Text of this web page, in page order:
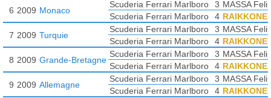
6 2009 Monaco
Scuderia Ferrari Marlboro 3 MASSA
Scuderia Ferrari Marlboro
4
7 2009 Turquie
Scuderia Ferrari Marlboro 3 MASSA
Scuderia Ferrari Marlboro
4
8 2009 Grande-Bretagne
Scuderia Ferrari Marlboro 3 MASSA
Scuderia Ferrari Marlboro
4
9 2009 Allemagne
Scuderia Ferrari Marlboro 3 MASSA
Scuderia Ferrari Marlboro
4